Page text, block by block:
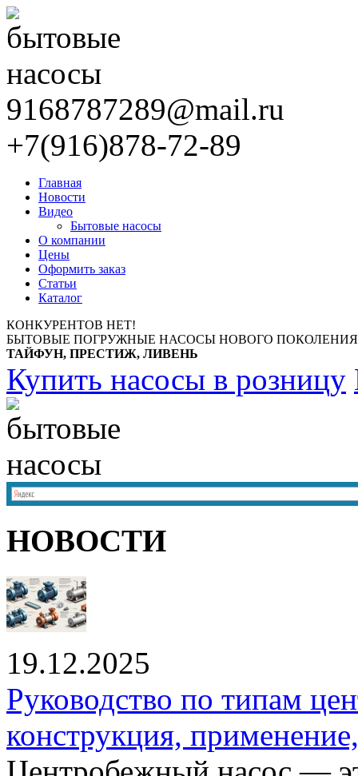
9168787289@mail.ru
+7(916)878-72-89
Главная
Новости
Видео
Бытовые насосы
О компании
Цены
Оформить заказ
Статьи
Каталог
КОНКУРЕНТОВ НЕТ!
БЫТОВЫЕ ПОГРУЖНЫЕ НАСОСЫ НОВОГО
ТАЙФУН, ПРЕСТИЖ, ЛИВЕНЬ
Купить насосы в розницу
НОВОСТИ
19.12.2025
Руководство по типам
конструкция,